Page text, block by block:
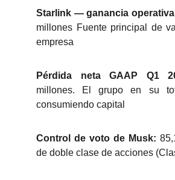
Starlink — ganancia operativa
millones Fuente principal de
empresa
Pérdida neta GAAP Q1
millones. El grupo en su
consumiendo capital
Control de voto de Musk:
de doble clase de acciones